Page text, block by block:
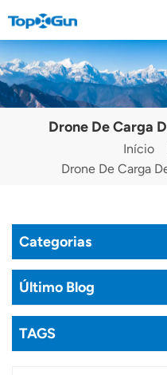
CONTACTE-NOS
English
Español
Русский
Tiếng
Drone De Carga
Início
Drone De Carga
Categorias
Último Blog
TAGS